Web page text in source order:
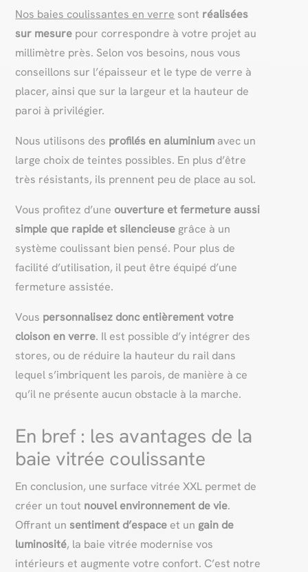
Nos baies coulissantes en verre sont réalisées
sur mesure pour correspondre à votre projet au
millimètre près. Selon vos besoins, nous vous
conseillons sur l’épaisseur et le type de verre à
placer, ainsi que sur la largeur et la hauteur de
paroi à privilégier.
Nous utilisons des profilés en aluminium avec un
large choix de teintes possibles. En plus d’être
très résistants, ils prennent peu de place au sol.
Vous profitez d’une ouverture et fermeture aussi
simple que rapide et silencieuse grâce à un
système coulissant bien pensé. Pour plus de
facilité d’utilisation, il peut être équipé d’une
fermeture assistée.
Vous personnalisez donc entièrement votre
cloison en verre. Il est possible d’y intégrer des
stores, ou de réduire la hauteur du rail dans
lequel s’imbriquent les parois, de manière à ce
qu’il ne présente aucun obstacle à la marche.
En bref : les avantages de la
baie vitrée coulissante
En conclusion, une surface vitrée XXL permet de
créer un tout nouvel environnement de vie.
Offrant unsentiment d’espace et ungain de
luminosité, la baie vitrée modernise vos
intérieurs et augmente votre confort. C’est notre